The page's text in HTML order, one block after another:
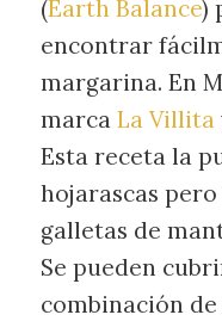
(Earth Balance)
encontrar
margarina. En
marca La Villita
Esta receta la
hojarascas
galletas de
Se pueden
combinación